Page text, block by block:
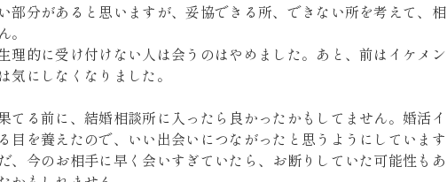
部分があると思いますが、妥協できる所、できない所を考えて、相
理的に受け付けない人は会うのはやめました。あと、前はイケメン
にしなくなりました。
てる前に、結婚相談所に入ったら良かったかもしてません。婚活イ
目を養えたので、いい出会いにつながったと思うようにしています
、今のお相手に早く会いすぎていたら、お断りしていた可能性もあ